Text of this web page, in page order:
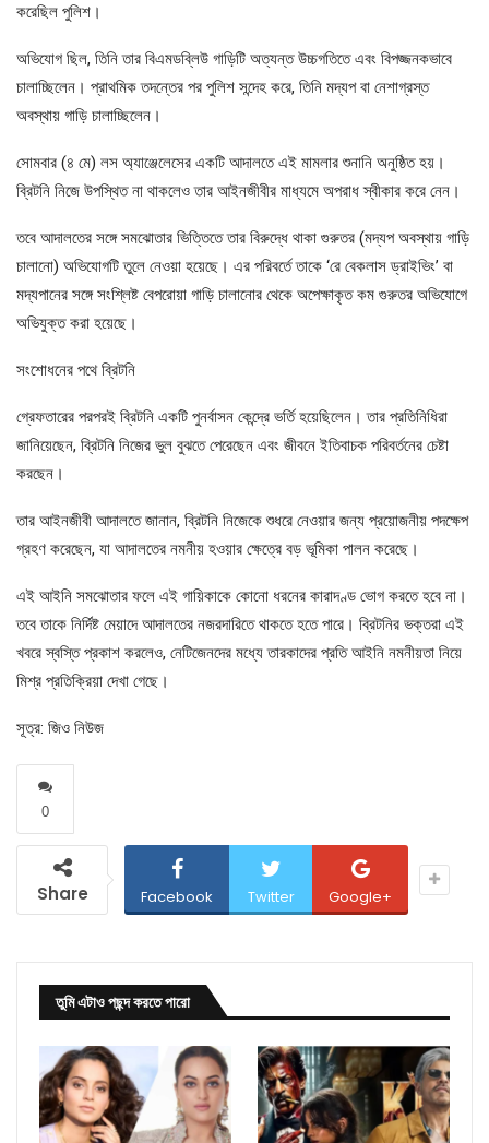
করেছিল পুলিশ।
অভিযোগ ছিল, তিনি তার বিএমডব্লিউ গাড়িটি অত্যন্ত উচ্চগতিতে এবং বিপজ্জনকভাবে
চালাচ্ছিলেন। প্রাথমিক তদন্তের পর পুলিশ সন্দেহ করে, তিনি মদ্যপ বা নেশাগ্রস্ত
অবস্থায় গাড়ি চালাচ্ছিলেন।
সোমবার (৪ মে) লস অ্যাঞ্জেলেসের একটি আদালতে এই মামলার শুনানি অনুষ্ঠিত হয়।
ব্রিটনি নিজে উপস্থিত না থাকলেও তার আইনজীবীর মাধ্যমে অপরাধ স্বীকার করে নেন।
তবে আদালতের সঙ্গে সমঝোতার ভিত্তিতে তার বিরুদ্ধে থাকা গুরুতর (মদ্যপ অবস্থায় গাড়ি
চালানো) অভিযোগটি তুলে নেওয়া হয়েছে। এর পরিবর্তে তাকে ‘রে বেকলাস ড্রাইভিং’ বা
মদ্যপানের সঙ্গে সংশ্লিষ্ট বেপরোয়া গাড়ি চালানোর থেকে অপেক্ষাকৃত কম গুরুতর অভিযোগে
অভিযুক্ত করা হয়েছে।
সংশোধনের পথে ব্রিটনি
গ্রেফতারের পরপরই ব্রিটনি একটি পুনর্বাসন কেন্দ্রে ভর্তি হয়েছিলেন। তার প্রতিনিধিরা
জানিয়েছেন, ব্রিটনি নিজের ভুল বুঝতে পেরেছেন এবং জীবনে ইতিবাচক পরিবর্তনের চেষ্টা
করছেন।
তার আইনজীবী আদালতে জানান, ব্রিটনি নিজেকে শুধরে নেওয়ার জন্য প্রয়োজনীয় পদক্ষেপ
গ্রহণ করেছেন, যা আদালতের নমনীয় হওয়ার ক্ষেত্রে বড় ভূমিকা পালন করেছে।
এই আইনি সমঝোতার ফলে এই গায়িকাকে কোনো ধরনের কারাদণ্ড ভোগ করতে হবে না।
তবে তাকে নির্দিষ্ট মেয়াদে আদালতের নজরদারিতে থাকতে হতে পারে। ব্রিটনির ভক্তরা এই
খবরে স্বস্তি প্রকাশ করলেও, নেটিজেনদের মধ্যে তারকাদের প্রতি আইনি নমনীয়তা নিয়ে
মিশ্র প্রতিক্রিয়া দেখা গেছে।
সূত্র: জিও নিউজ
0
Share Facebook Twitter Google+
তুমি এটাও পছন্দ করতে পারো